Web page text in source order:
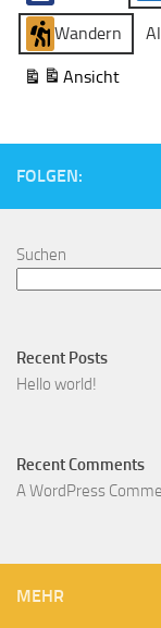
Wandern
Ansicht
ausdrucken
FOLGEN:
Suchen
Recent Posts
Hello world!
Recent Comments
A WordPress
MEHR